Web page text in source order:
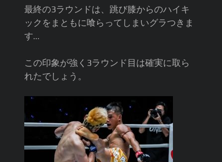
最終の3ラウンドは、跳び膝からのハイキ
ックをまともに喰らってしまいグラつきま
す…
この印象が強く3ラウンド目は確実に取ら
れたでしょう。